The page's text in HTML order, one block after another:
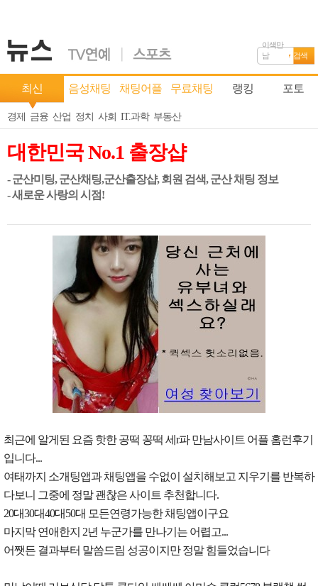
이색만
남
검색
최신 음성채팅 채팅어플 무료채팅 랭킹 포토
경제 금융 산업 정치 사회 IT.과학 부동산
대한민국 No.1 출장샵
- 군산미팅, 군산채팅,군산출장샵, 회원 검색, 군산 채팅 정보
- 새로운 사랑의 시점!
최근에 알게된 요즘 핫한 공떡 꽁떡 세r파 만남사이트 어플 홈런후기
입니다...
여태까지 소개팅앱과 채팅앱을 수없이 설치해보고 지우기를 반복하
다보니 그중에 정말 괜찮은 사이트 추천합니다.
20대30대40대50대 모든연령가능한 채팅앱이구요
마지막 연애한지 2년 누군가를 만나기는 어렵고...
어쨋든 결과부터 말씀드림 성공이지만 정말 힘들었습니다